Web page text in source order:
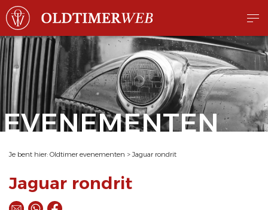
EVENEMENTEN
Je bent hier: Oldtimer evenementen >Jaguar rondrit
Jaguar rondrit